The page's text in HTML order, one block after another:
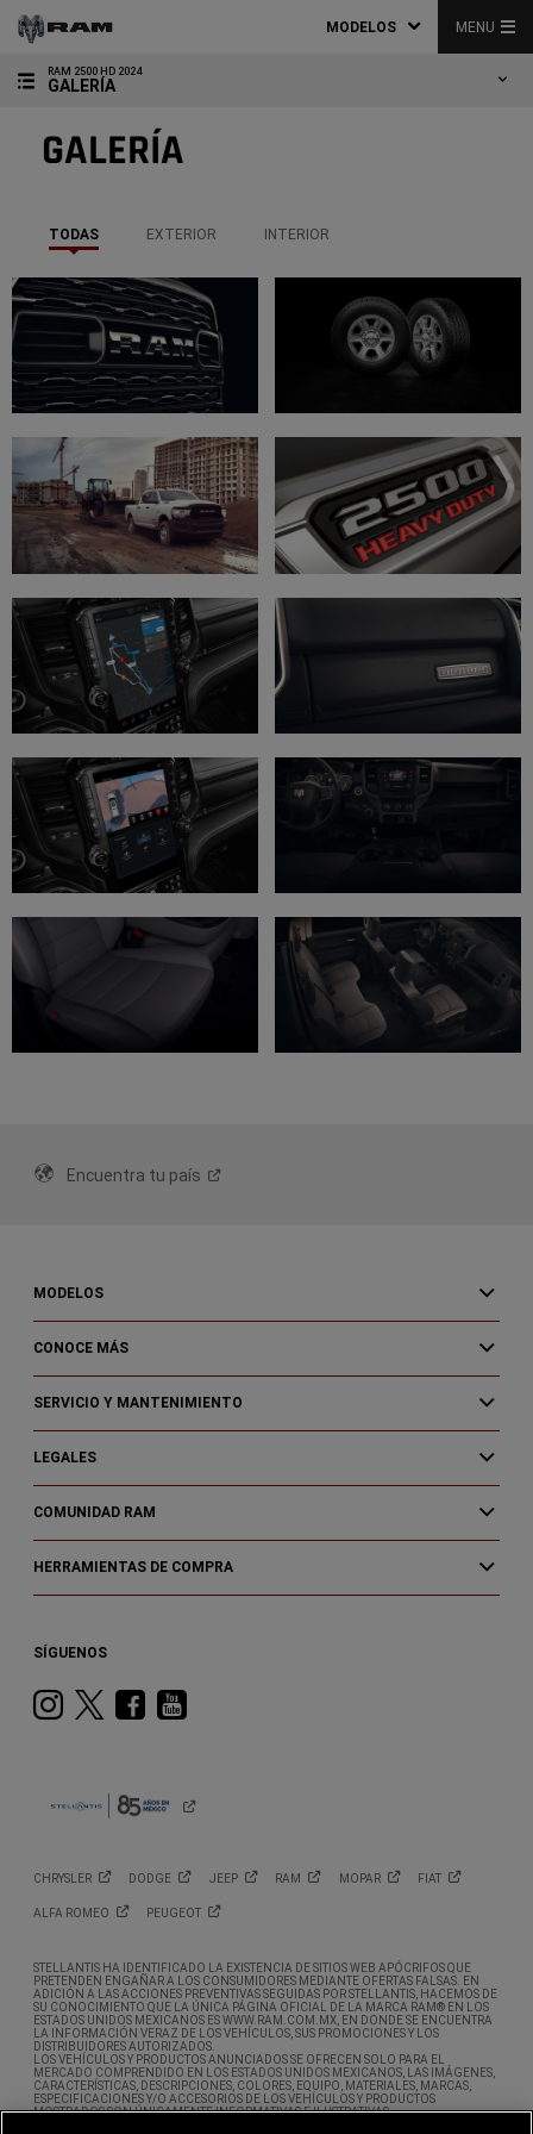
MODELOS MENU
RAM 2500 HD 2024
GALERÍA
GALERÍA
TODAS EXTERIOR INTERIOR
Encuentra tu país
MODELOS
CONOCE MÁS
SERVICIO Y MANTENIMIENTO
LEGALES
COMUNIDAD RAM
HERRAMIENTAS DE COMPRA
SÍGUENOS
Instagram
TwitterFacebook
Youtube
CHRYSLER DODGE JEEP RAM MOPAR FIAT
ALFA ROMEO PEUGEOT
STELLANTIS HA IDENTIFICADO LA EXISTENCIA DE SITIOS WEB APÓCRIFOS QUE
PRETENDEN ENGAÑAR A LOS CONSUMIDORES MEDIANTE OFERTAS FALSAS. EN
ADICIÓN A LAS ACCIONES PREVENTIVAS SEGUIDAS POR STELLANTIS, HACEMOS DE
SU CONOCIMIENTO QUE LA ÚNICA PÁGINA OFICIAL DE LA MARCA RAM® EN LOS
ESTADOS UNIDOS MEXICANOS ES WWW.RAM.COM.MX, EN DONDE SE ENCUENTRA
LA INFORMACIÓN VERAZ DE LOS VEHÍCULOS, SUS PROMOCIONES Y LOS
DISTRIBUIDORES AUTORIZADOS.
LOS VEHÍCULOS Y PRODUCTOS ANUNCIADOS SE OFRECEN SOLO PARA EL
MERCADO COMPRENDIDO EN LOS ESTADOS UNIDOS MEXICANOS, LAS IMÁGENES,
CARACTERÍSTICAS, DESCRIPCIONES, COLORES, EQUIPO, MATERIALES, MARCAS,
ESPECIFICACIONES Y/O ACCESORIOS DE LOS VEHÍCULOS Y PRODUCTOS
MOSTRADOS SON ÚNICAMENTE INFORMATIVAS E ILUSTRATIVAS.